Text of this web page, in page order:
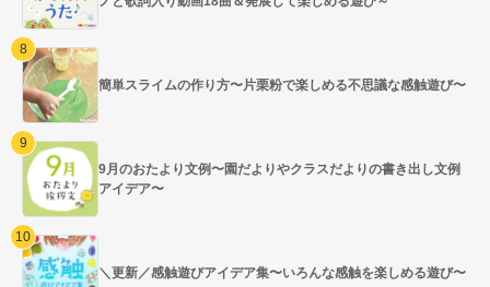
簡単スライムの作り方〜片栗粉で楽しめる不思議な感触遊び〜
9月のおたより文例〜園だよりやクラスだよりの書き出し文例
アイデア〜
＼更新／感触遊びアイデア集〜いろんな感触を楽しめる遊び〜